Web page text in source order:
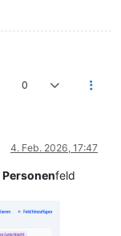
0
4. Feb. 2026, 17:47
Personenfeld